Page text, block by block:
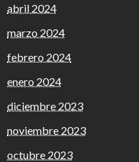
abril 2024
marzo 2024
febrero 2024
enero 2024
diciembre 2023
noviembre 2023
octubre 2023